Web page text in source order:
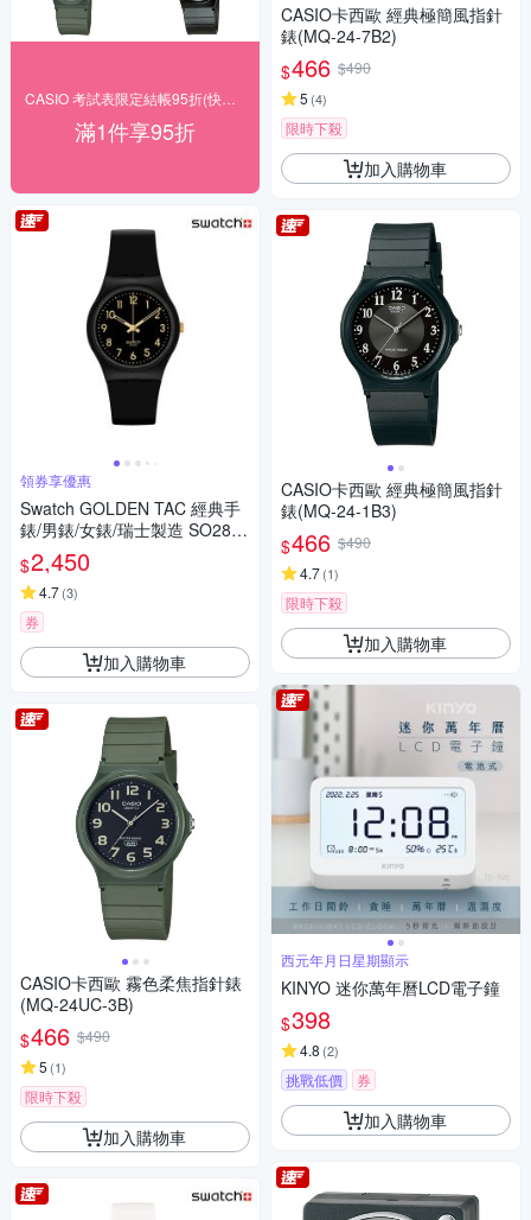
滿1件享95折
領券享優惠
Swatch GOLDEN TAC 經典手
錶/男錶/女錶/瑞士製造 SO28B
113 (34mm)
$2,450
4.7(3)
券
加入購物車
CASIO卡西歐 霧色柔焦指針錶
(MQ-24UC-3B)
$466 $490
5 (1)
限時下殺
加入購物車
CASIO卡西歐 經典極簡風指針
錶(MQ-24-7B2)
$466 $490
5 (4)
限時下殺
加入購物車
CASIO卡西歐 經典極簡風指針
錶(MQ-24-1B3)
$466 $490
4.7(1)
限時下殺
加入購物車
西元年月日星期顯示
KINYO 迷你萬年曆LCD電子鐘
$398
4.8 (2)
挑戰低價 券
加入購物車